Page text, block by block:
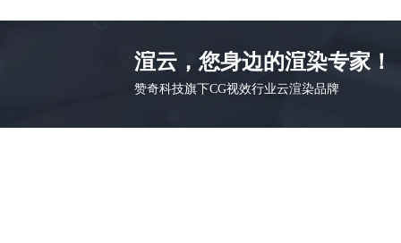
渲云，您身边的渲染专家！
赞奇科技旗下CG视效行业云渲染品牌